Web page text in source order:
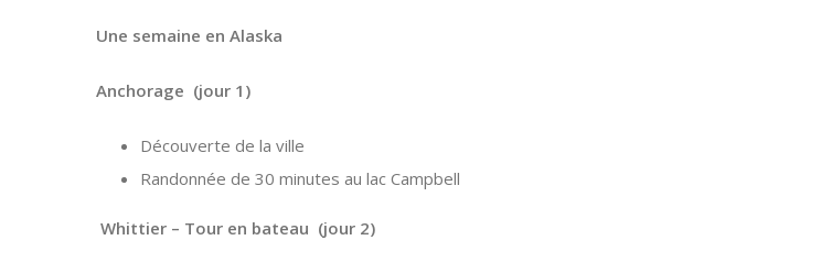
Une semaine en Alaska
Anchorage (jour 1)
Découverte de la ville
Randonnée de 30 minutes au lac Campbell
Whittier – Tour en bateau (jour 2)